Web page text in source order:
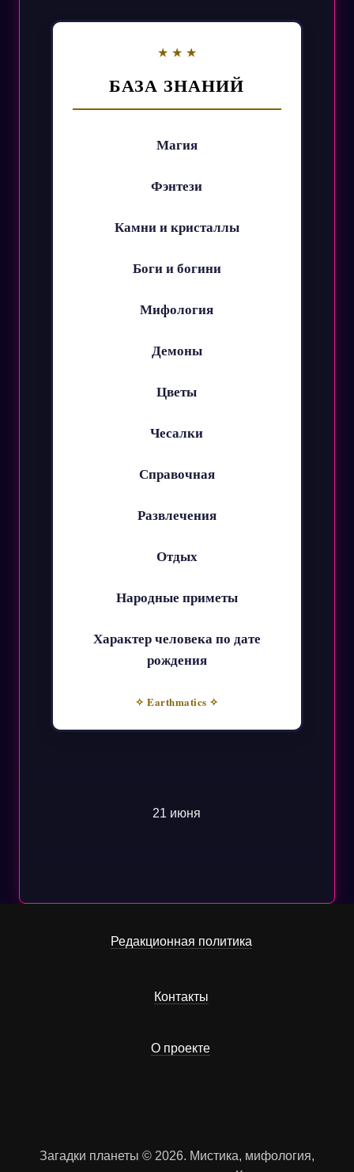
БАЗА ЗНАНИЙ
Магия
Фэнтези
Камни и кристаллы
Боги и богини
Мифология
Демоны
Цветы
Чесалки
Справочная
Развлечения
Отдых
Народные приметы
Характер человека по дате
рождения
✧ Earthmatics ✧
21 июня
Редакционная политика
Контакты
О проекте
Загадки планеты © 2026. Мистика, мифология,